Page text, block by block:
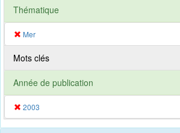
Thématique
Mer
Mots clés
Année de publication
2003